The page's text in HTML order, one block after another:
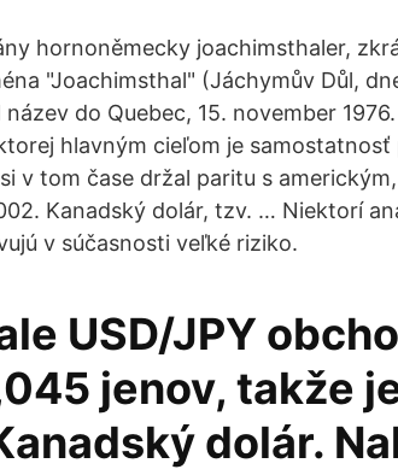
hornoněmecky joachimsthaler,
"Joachimsthal" (Jáchymův Důl,
do Quebec, 15. november
hlavným cieľom je
v tom čase držal paritu s
Kanadský dolár, tzv. … Niektorí
v súčasnosti veľké riziko.
USD/JPY
jenov, takže
dolár.